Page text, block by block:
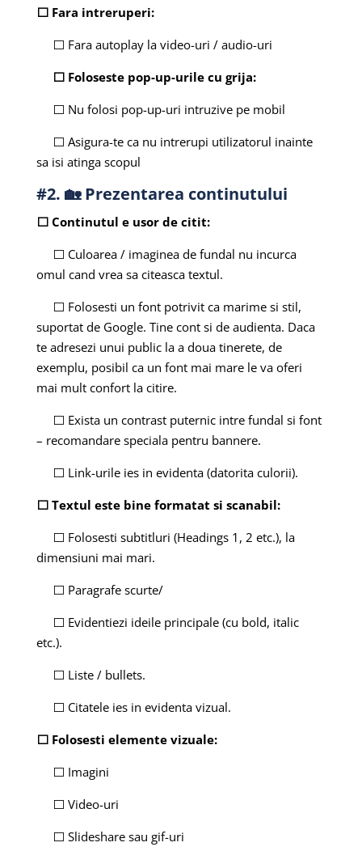
⬜ Fara intreruperi:
⬜ Fara autoplay la video-uri / audio-uri
⬜ Foloseste pop-up-urile cu grija:
⬜ Nu folosi pop-up-uri intruzive pe mobil
⬜ Asigura-te ca nu intrerupi utilizatorul inainte
sa isi atinga scopul
#2. 🏡 Prezentarea continutului
⬜ Continutul e usor de citit:
⬜ Culoarea / imaginea de fundal nu incurca
omul cand vrea sa citeasca textul.
⬜ Folosesti un font potrivit ca marime si stil,
suportat de Google. Tine cont si de audienta. Daca
te adresezi unui public la a doua tinerete, de
exemplu, posibil ca un font mai mare le va oferi
mai mult confort la citire.
⬜ Exista un contrast puternic intre fundal si font
– recomandare speciala pentru bannere.
⬜ Link-urile ies in evidenta (datorita culorii).
⬜ Textul este bine formatat si scanabil:
⬜ Folosesti subtitluri (Headings 1, 2 etc.), la
dimensiuni mai mari.
⬜ Paragrafe scurte/
⬜ Evidentiezi ideile principale (cu bold, italic
etc.).
⬜ Liste / bullets.
⬜ Citatele ies in evidenta vizual.
⬜ Folosesti elemente vizuale:
⬜ Imagini
⬜ Video-uri
⬜ Slideshare sau gif-uri